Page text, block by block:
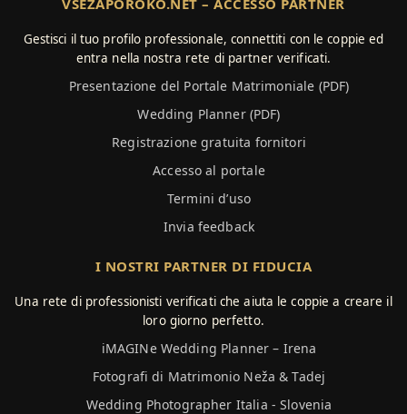
VSEZAPOROKO.NET – ACCESSO PARTNER
Gestisci il tuo profilo professionale, connettiti con le coppie ed
entra nella nostra rete di partner verificati.
Presentazione del Portale Matrimoniale (PDF)
Wedding Planner (PDF)
Registrazione gratuita fornitori
Accesso al portale
Termini d’uso
Invia feedback
I NOSTRI PARTNER DI FIDUCIA
Una rete di professionisti verificati che aiuta le coppie a creare il
loro giorno perfetto.
iMAGINe Wedding Planner – Irena
Fotografi di Matrimonio Neža & Tadej
Wedding Photographer Italia - Slovenia